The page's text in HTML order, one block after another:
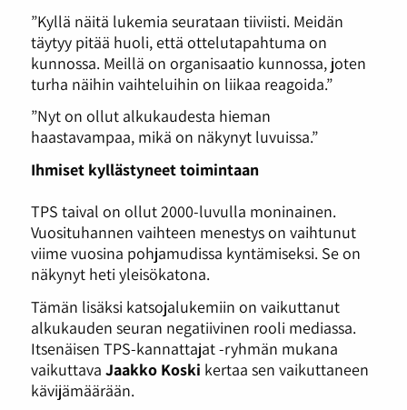
”Kyllä näitä lukemia seurataan tiiviisti. Meidän
täytyy pitää huoli, että ottelutapahtuma on
kunnossa. Meillä on organisaatio kunnossa, joten
turha näihin vaihteluihin on liikaa reagoida.”
”Nyt on ollut alkukaudesta hieman
haastavampaa, mikä on näkynyt luvuissa.”
Ihmiset kyllästyneet toimintaan
TPS taival on ollut 2000-luvulla moninainen.
Vuosituhannen vaihteen menestys on vaihtunut
viime vuosina pohjamudissa kyntämiseksi. Se on
näkynyt heti yleisökatona.
Tämän lisäksi katsojalukemiin on vaikuttanut
alkukauden seuran negatiivinen rooli mediassa.
Itsenäisen TPS-kannattajat -ryhmän mukana
vaikuttava Jaakko Koski kertaa sen vaikuttaneen
kävijämäärään.